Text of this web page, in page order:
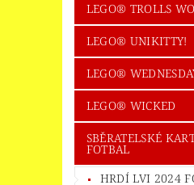
LEGO® TROLLS
LEGO® UNIKITTY!
LEGO®
LEGO® WICKED
SBĚRATELSKÉ
FOTBAL
HRDÍ LVI 2024